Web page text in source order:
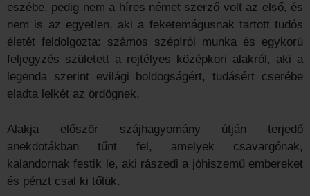
eszébe, pedig nem a híres német szerző volt az első, és
nem is az egyetlen, aki a feketemágusnak tartott tudós
életét feldolgozta: számos szépírói munka és egykorú
feljegyzés született a rejtélyes középkori alakról, aki a
legenda szerint evilági boldogságért, tudásért cserébe
eladta lelkét az ördögnek.
Alakja először szájhagyomány útján terjedő
anekdotákban tűnt fel, amelyek csavargónak,
kalandornak festik le, aki rászedi a jóhiszemű embereket
és pénzt csal ki tőlük.